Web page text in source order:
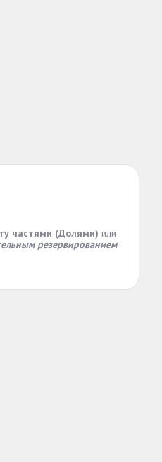
частями (Долями) или
резервированием